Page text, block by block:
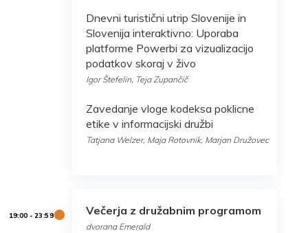
Dnevni turistični utrip Slovenije in
Slovenija interaktivno: Uporaba
platforme Powerbi za vizualizacijo
podatkov skoraj v živo
Igor Štefelin, Teja Zupančič
Zavedanje vloge kodeksa poklicne
etike v informacijski družbi
Tatjana Welzer, Maja Rotovnik, Marjan Družovec
Večerja z družabnim programom
dvorana Emerald